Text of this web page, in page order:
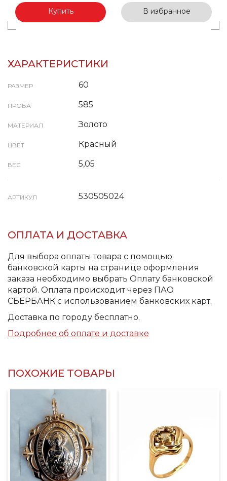
Купить В избранное
ХАРАКТЕРИСТИКИ
РАЗМЕР 60
ПРОБА 585
МАТЕРИАЛ Золото
ЦВЕТ Красный
ВЕС 5,05
АРТИКУЛ 530505024
ОПЛАТА И ДОСТАВКА
Для выбора оплаты товара с помощью
банковской карты на странице оформления
заказа необходимо выбрать Оплату банковской
картой. Оплата происходит через ПАО
СБЕРБАНК с использованием банковских карт.
Доставка по городу бесплатно.
Подробнее об оплате и доставке
ПОХОЖИЕ ТОВАРЫ